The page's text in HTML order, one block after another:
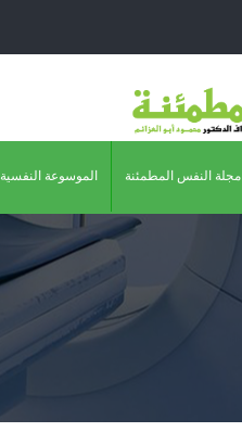
مجلة النفس المطمئنة الموسوعة النفسية